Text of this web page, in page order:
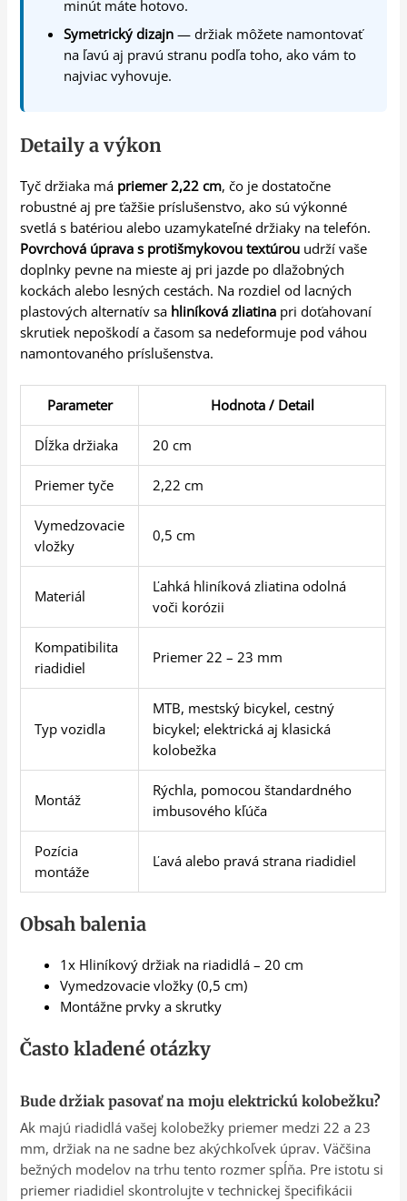
minút máte hotovo.
Symetrický dizajn — držiak môžete namontovať
na ľavú aj pravú stranu podľa toho, ako vám to
najviac vyhovuje.
Detaily a výkon
Tyč držiaka má priemer 2,22 cm, čo je dostatočne
robustné aj pre ťažšie príslušenstvo, ako sú výkonné
svetlá s batériou alebo uzamykateľné držiaky na telefón.
Povrchová úprava s protišmykovou textúrou udrží vaše
doplnky pevne na mieste aj pri jazde po dlažobných
kockách alebo lesných cestách. Na rozdiel od lacných
plastových alternatív sa hliníková zliatina pri doťahovaní
skrutiek nepoškodí a časom sa nedeformuje pod váhou
namontovaného príslušenstva.
Parameter Hodnota / Detail
Dĺžka držiaka 20 cm
Priemer tyče 2,22 cm
Vymedzovacie
vložky
0,5 cm
Materiál
Ľahká hliníková zliatina odolná
voči korózii
Kompatibilita
riadidiel
Priemer 22 – 23 mm
Typ vozidla
MTB, mestský bicykel, cestný
bicykel; elektrická aj klasická
kolobežka
Montáž
Rýchla, pomocou štandardného
imbusového kľúča
Pozícia
montáže
Ľavá alebo pravá strana riadidiel
Obsah balenia
1x Hliníkový držiak na riadidlá – 20 cm
Vymedzovacie vložky (0,5 cm)
Montážne prvky a skrutky
Často kladené otázky
Bude držiak pasovať na moju elektrickú kolobežku?
Ak majú riadidlá vašej kolobežky priemer medzi 22 a 23
mm, držiak na ne sadne bez akýchkoľvek úprav. Väčšina
bežných modelov na trhu tento rozmer spĺňa. Pre istotu si
priemer riadidiel skontrolujte v technickej špecifikácii